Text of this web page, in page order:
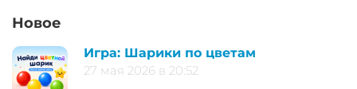
Новое
Игра: Шарики по цветам
27 мая 2026 в 20:52